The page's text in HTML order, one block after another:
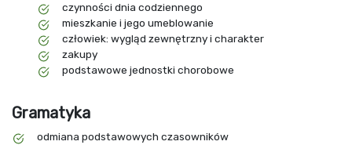
czynności dnia codziennego
mieszkanie i jego umeblowanie
człowiek: wygląd zewnętrzny i charakter
zakupy
podstawowe jednostki chorobowe
Gramatyka
odmiana podstawowych czasowników